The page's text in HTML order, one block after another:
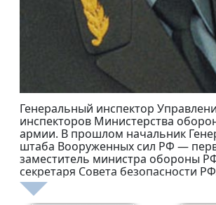
Генеральный инспектор
инспекторов Министерства
армии. В прошлом начальник
штаба Вооруженных сил РФ —
заместитель министра обороны
секретаря Совета безопасности